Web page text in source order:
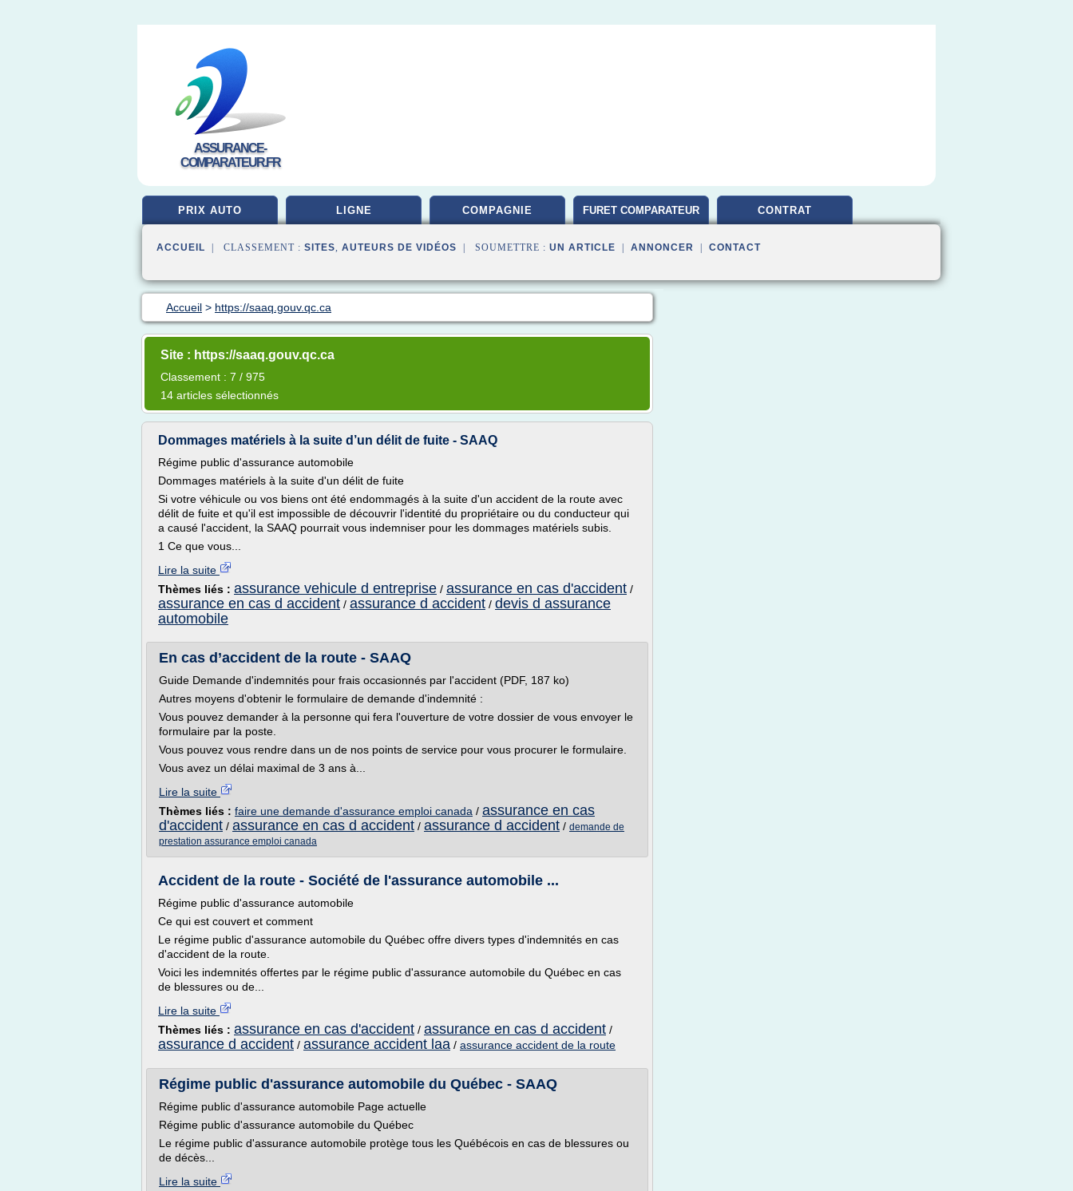
ASSURANCE-
COMPARATEUR.FR
PRIX AUTO LIGNE COMPAGNIE FURET COMPARATEUR CONTRAT
ACCUEIL | CLASSEMENT : SITES, AUTEURS DE VIDÉOS | SOUMETTRE : UN ARTICLE ANNONCER CONTACT
Accueil > https://saaq.gouv.qc.ca
Site : https://saaq.gouv.qc.ca
Classement : 7 / 975
14 articles sélectionnés
Dommages matériels à la suite d’un délit de fuite - SAAQ
Régime public d'assurance automobile
Dommages matériels à la suite d'un délit de fuite
Si votre véhicule ou vos biens ont été endommagés à la suite d'un accident de la route avec
délit de fuite et qu'il est impossible de découvrir l'identité du propriétaire ou du conducteur qui
a causé l'accident, la SAAQ pourrait vous indemniser pour les dommages matériels subis.
1 Ce que vous...
Lire la suite
Thèmes liés : assurance vehicule d entreprise / assurance en cas d'accident /
assurance en cas d accident / assurance d accident / devis d assurance
automobile
En cas d’accident de la route - SAAQ
Guide Demande d'indemnités pour frais occasionnés par l'accident (PDF, 187 ko)
Autres moyens d'obtenir le formulaire de demande d'indemnité :
Vous pouvez demander à la personne qui fera l'ouverture de votre dossier de vous envoyer le
formulaire par la poste.
Vous pouvez vous rendre dans un de nos points de service pour vous procurer le formulaire.
Vous avez un délai maximal de 3 ans à...
Lire la suite
Thèmes liés : faire une demande d'assurance emploi canada / assurance en cas
d'accident / assurance en cas d accident / assurance d accident / demande de
prestation assurance emploi canada
Accident de la route - Société de l'assurance automobile ...
Régime public d'assurance automobile
Ce qui est couvert et comment
Le régime public d'assurance automobile du Québec offre divers types d'indemnités en cas
d'accident de la route.
Voici les indemnités offertes par le régime public d'assurance automobile du Québec en cas
de blessures ou de...
Lire la suite
Thèmes liés : assurance en cas d'accident / assurance en cas d accident /
assurance d accident / assurance accident laa / assurance accident de la route
Régime public d'assurance automobile du Québec - SAAQ
Régime public d'assurance automobile Page actuelle
Régime public d'assurance automobile du Québec
Le régime public d'assurance automobile protège tous les Québécois en cas de blessures ou
de décès...
Lire la suite